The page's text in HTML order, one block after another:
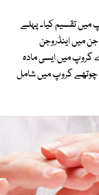
میں تقسیم کیا۔ پہلے
میں اینڈروجن
میں ایسی مادہ
چوتھے گروپ میں شامل